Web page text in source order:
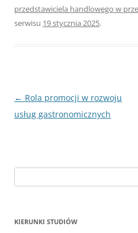
przedstawiciela handlowego w
serwisu 19 stycznia 2025.
Nawigacja
wpisu
← Rola promocji w rozwoju
usług gastronomicznych
z
KIERUNKI STUDIÓW